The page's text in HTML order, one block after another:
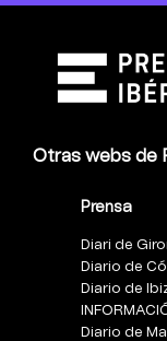
Otras webs de
Prensa
Diari de
Diario de
Diario de
Diario de